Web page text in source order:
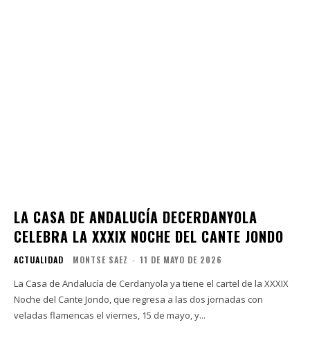
LA CASA DE ANDALUCÍA DECERDANYOLA
CELEBRA LA XXXIX NOCHE DEL CANTE JONDO
ACTUALIDAD MONTSE SAEZ - 11 DE MAYO DE 2026
La Casa de Andalucía de Cerdanyola ya tiene el cartel de la XXXIX
Noche del Cante Jondo, que regresa a las dos jornadas con
veladas flamencas el viernes, 15 de mayo, y...